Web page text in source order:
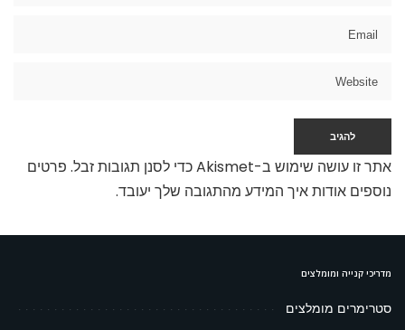
אתר זו עושה שימוש ב-Akismet כדי לסנן תגובות זבל.
פרטים
נוספים אודות איך המידע מהתגובה שלך יעובד.
מדריכי קנייה ומומלצים
סטרימרים מומלצים